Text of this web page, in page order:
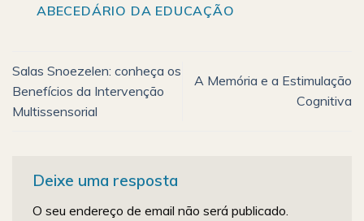
ABECEDÁRIO DA EDUCAÇÃO
Salas Snoezelen: conheça os
Benefícios da Intervenção
Multissensorial
A Memória e a Estimulação
Cognitiva
Deixe uma resposta
O seu endereço de email não será publicado.